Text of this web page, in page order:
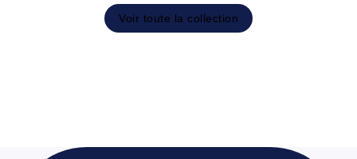
Voir toute la collection